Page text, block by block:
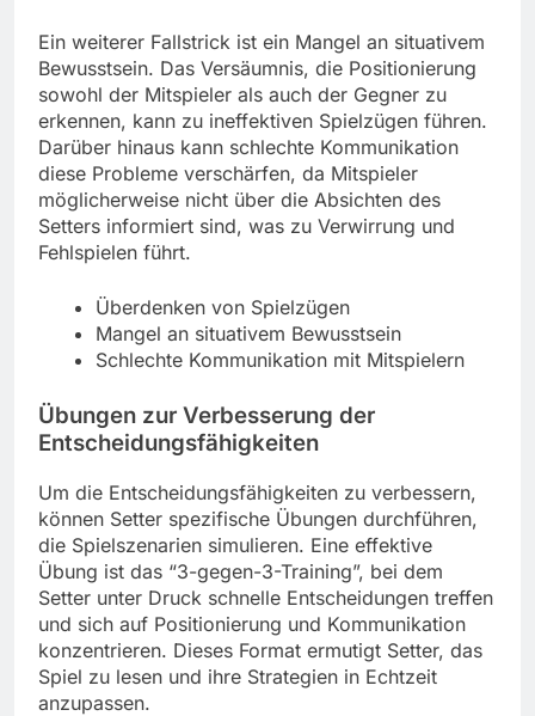
Ein weiterer Fallstrick ist ein Mangel an situativem
Bewusstsein. Das Versäumnis, die Positionierung
sowohl der Mitspieler als auch der Gegner zu
erkennen, kann zu ineffektiven Spielzügen führen.
Darüber hinaus kann schlechte Kommunikation
diese Probleme verschärfen, da Mitspieler
möglicherweise nicht über die Absichten des
Setters informiert sind, was zu Verwirrung und
Fehlspielen führt.
Überdenken von Spielzügen
Mangel an situativem Bewusstsein
Schlechte Kommunikation mit Mitspielern
Übungen zur Verbesserung der
Entscheidungsfähigkeiten
Um die Entscheidungsfähigkeiten zu verbessern,
können Setter spezifische Übungen durchführen,
die Spielszenarien simulieren. Eine effektive
Übung ist das “3-gegen-3-Training”, bei dem
Setter unter Druck schnelle Entscheidungen treffen
und sich auf Positionierung und Kommunikation
konzentrieren. Dieses Format ermutigt Setter, das
Spiel zu lesen und ihre Strategien in Echtzeit
anzupassen.